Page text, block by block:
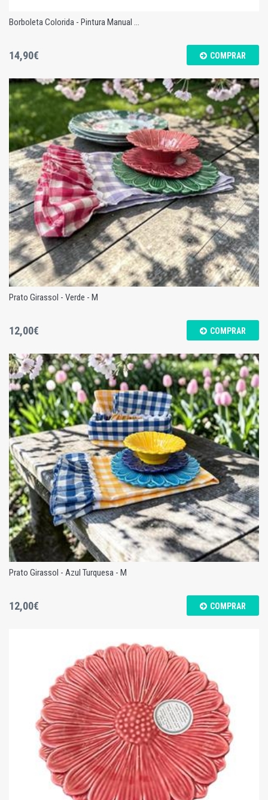
Borboleta Colorida - Pintura Manual - M
Borboleta Colorida - Pintura Manual ...
14,90€ COMPRAR
Prato Girassol - Verde - M
Prato Girassol - Verde - M
12,00€ COMPRAR
Prato Girassol - Azul Turquesa - M
Prato Girassol - Azul Turquesa - M
12,00€ COMPRAR